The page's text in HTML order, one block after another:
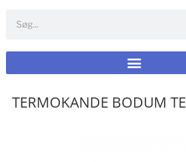
TERMOKANDE BODUM TE